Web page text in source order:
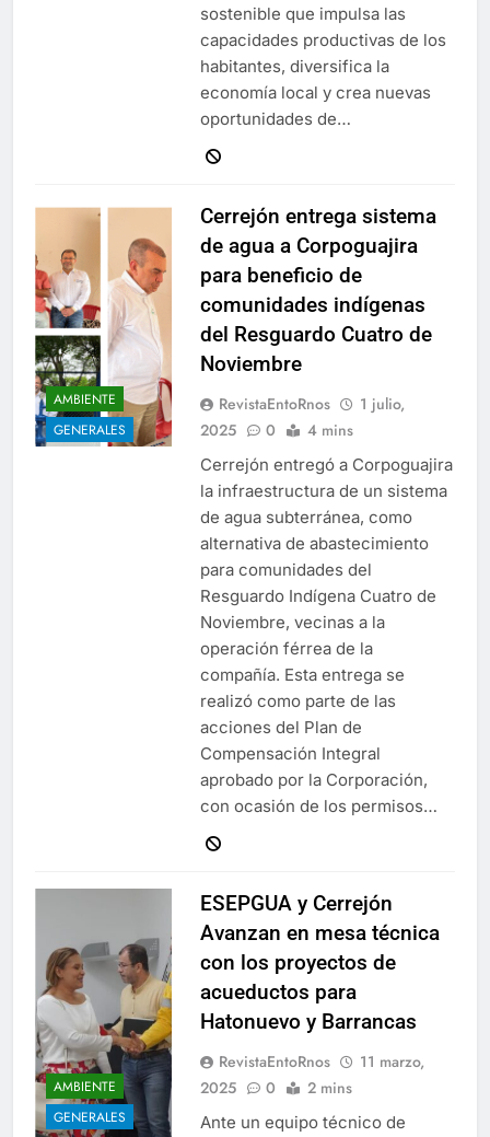
sostenible que impulsa las
capacidades productivas de los
habitantes, diversifica la
economía local y crea nuevas
oportunidades de…
AMBIENTE
GENERALES
Cerrejón entrega sistema
de agua a Corpoguajira
para beneficio de
comunidades indígenas
del Resguardo Cuatro de
Noviembre
RevistaEntoRnos
1 julio,
2025
0 4 mins
Cerrejón entregó a Corpoguajira
la infraestructura de un sistema
de agua subterránea, como
alternativa de abastecimiento
para comunidades del
Resguardo Indígena Cuatro de
Noviembre, vecinas a la
operación férrea de la
compañía. Esta entrega se
realizó como parte de las
acciones del Plan de
Compensación Integral
aprobado por la Corporación,
con ocasión de los permisos…
AMBIENTE
GENERALES
ESEPGUA y Cerrejón
Avanzan en mesa técnica
con los proyectos de
acueductos para
Hatonuevo y Barrancas
RevistaEntoRnos
11 marzo,
2025
0 2 mins
Ante un equipo técnico de